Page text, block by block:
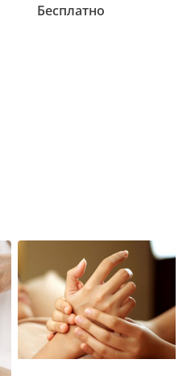
Бесплатно